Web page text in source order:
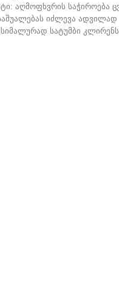
აღმოფხვრის საჭიროება
იძლევა
სატუმბი